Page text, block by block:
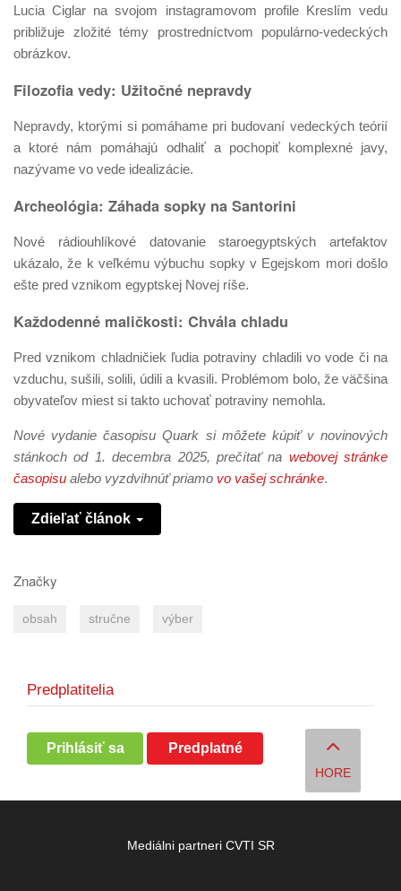
Lucia Ciglar na svojom instagramovom profile Kreslím vedu
približuje zložité témy prostredníctvom populárno-vedeckých
obrázkov.
Filozofia vedy: Užitočné nepravdy
Nepravdy, ktorými si pomáhame pri budovaní vedeckých teórií
a ktoré nám pomáhajú odhaliť a pochopiť komplexné javy,
nazývame vo vede idealizácie.
Archeológia: Záhada sopky na Santorini
Nové rádiouhlíkové datovanie staroegyptských artefaktov
ukázalo, že k veľkému výbuchu sopky v Egejskom mori došlo
ešte pred vznikom egyptskej Novej ríše.
Každodenné maličkosti: Chvála chladu
Pred vznikom chladničiek ľudia potraviny chladili vo vode či na
vzduchu, sušili, solili, údili a kvasili. Problémom bolo, že väčšina
obyvateľov miest si takto uchovať potraviny nemohla.
Nové vydanie časopisu Quark si môžete kúpiť v novinových
stánkoch od 1. decembra 2025, prečítať na webovej stránke
časopisu alebo vyzdvihnúť priamo vo vašej schránke.
Zdieľať článok
Značky
obsah stručne výber
Predplatitelia
Prihlásiť sa Predplatné
HORE
Mediálni partneri CVTI SR